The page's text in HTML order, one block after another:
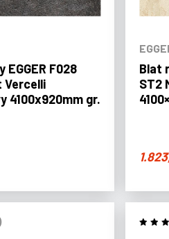
F028
Vercelli
4100x920mm gr.
Blat
ST2